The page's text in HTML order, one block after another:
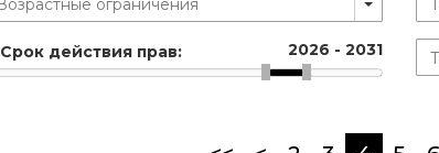
Срок действия прав: 2026 - 2031